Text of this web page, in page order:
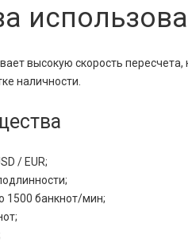
высокую скорость
наличности.
/ EUR;
1500 банкнот/мин;